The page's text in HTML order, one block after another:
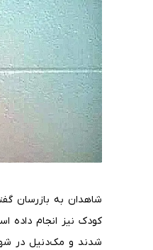
شاهدان به بازرسان
کودک نیز انجام داده
شدند و مک‌دنیل در